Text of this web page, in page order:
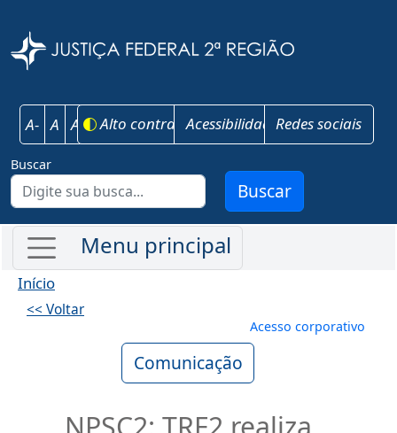
A- A A+ Alto contrasteAcessibilidadeRedes sociais
Buscar
Buscar
Início
<< Voltar
Menu de
Acesso corporativo
Comunicação